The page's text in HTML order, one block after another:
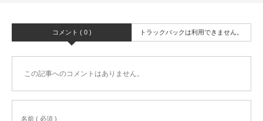
コメント ( 0 ) トラックバックは利用できません。
この記事へのコメントはありません。
名前 ( 必須 )